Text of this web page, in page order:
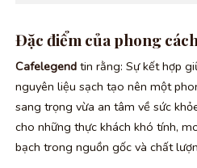
Đặc điểm của phong
Cafelegend tin rằng: Sự kết hợp
nguyên liệu sạch tạo nên một
sang trọng vừa an tâm về sức
cho những thực khách khó tính,
bạch trong nguồn gốc và chất